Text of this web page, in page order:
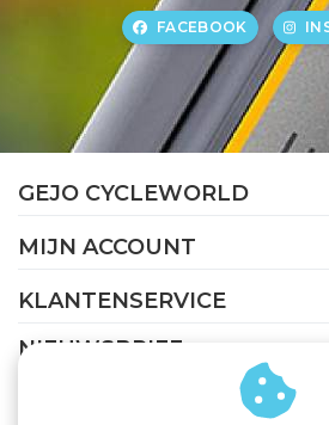
FACEBOOK
GEJO CYCLEWORLD
MIJN ACCOUNT
KLANTENSERVICE
NIEUWSBRIEF
Abonneer je op onze nieuwsbrief